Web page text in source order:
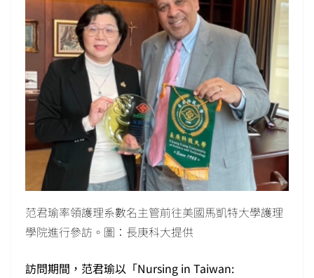
范君瑜率領護理系數名主管前往美國馬凱特大學護理
學院進行參訪。圖：長庚科大提供
訪問期間，范君瑜以「Nursing in Taiwan: